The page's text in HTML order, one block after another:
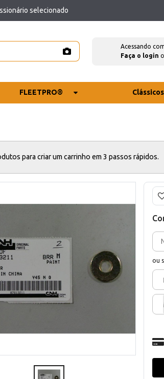
selecionado
Acessando
Faça o login
FLEETPRO®
para criar um carrinho em 3 passos rápidos.
ou